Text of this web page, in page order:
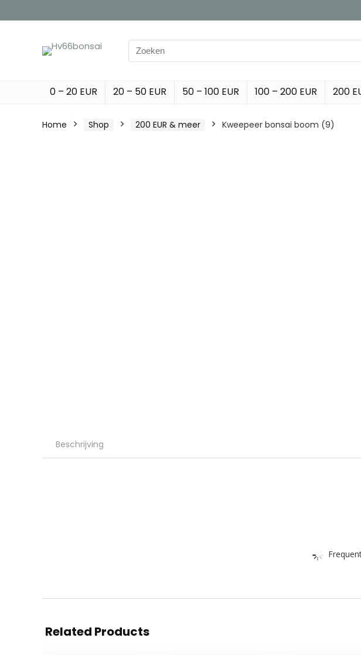
Search
for:
0 – 20 EUR 20 – 50 EUR 50 – 100 EUR 100 – 200 EUR 200
Home Shop 200 EUR & meer Kweepeer bonsai boom (9)
Beschrijving
Related Products